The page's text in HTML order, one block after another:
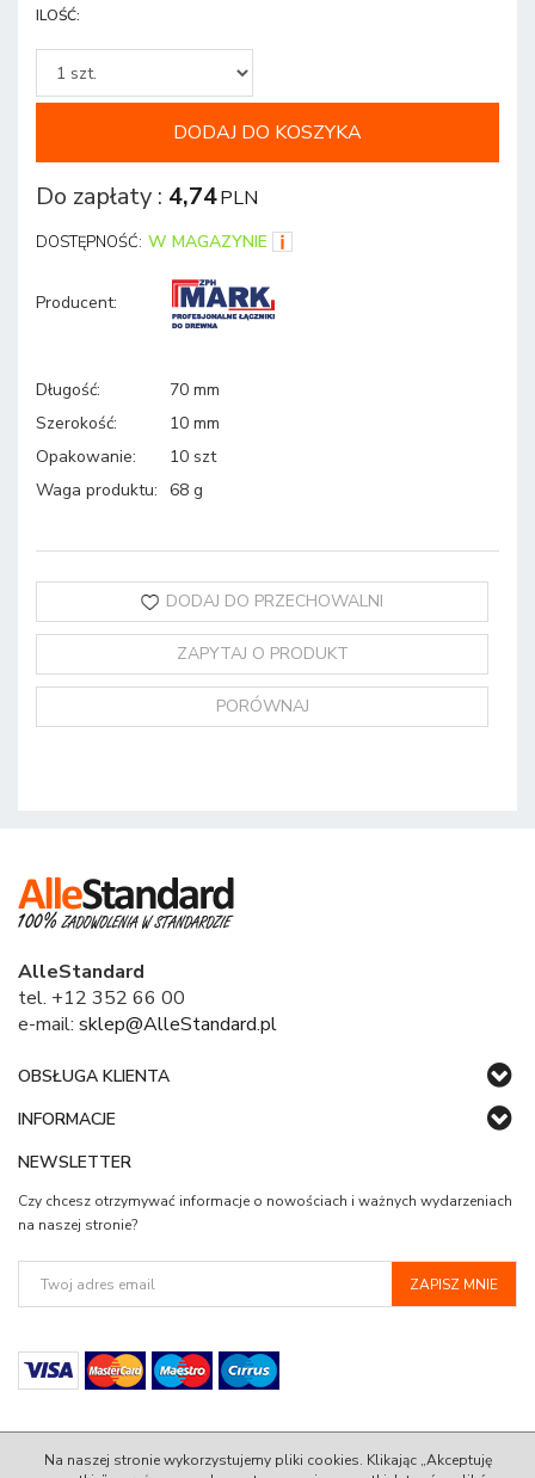
ILOŚĆ:
DODAJ DO KOSZYKA
Do zapłaty : 4,74PLN
DOSTĘPNOŚĆ: W MAGAZYNIE
Producent:
Długość:
70 mm
Szerokość:
10 mm
Opakowanie:
10 szt
Waga produktu: 68 g
DODAJ DO PRZECHOWALNI
ZAPYTAJ O PRODUKT
PORÓWNAJ
AlleStandard
tel. +12 352 66 00
e-mail: sklep@AlleStandard.pl
OBSŁUGA KLIENTA
INFORMACJE
NEWSLETTER
Czy chcesz otrzymywać informacje o nowościach i ważnych wydarzeniach
na naszej stronie?
Na naszej stronie wykorzystujemy pliki cookies. Klikając „Akceptuję